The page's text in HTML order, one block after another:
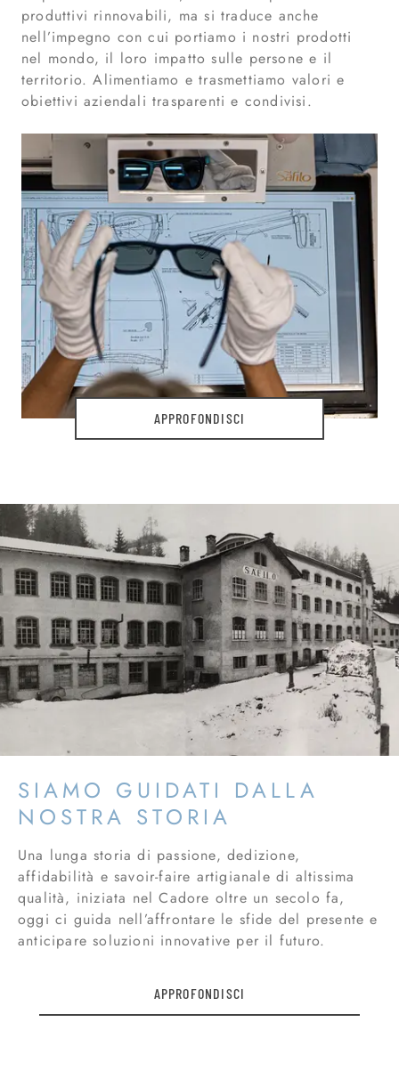
produttivi rinnovabili, ma si traduce anche
nell’impegno con cui portiamo i nostri prodotti
nel mondo, il loro impatto sulle persone e il
territorio. Alimentiamo e trasmettiamo valori e
obiettivi aziendali trasparenti e condivisi.
APPROFONDISCI
SIAMO GUIDATI DALLA
NOSTRA STORIA
Una lunga storia di passione, dedizione,
affidabilità e savoir-faire artigianale di altissima
qualità, iniziata nel Cadore oltre un secolo fa,
oggi ci guida nell’affrontare le sfide del presente e
anticipare soluzioni innovative per il futuro.
APPROFONDISCI